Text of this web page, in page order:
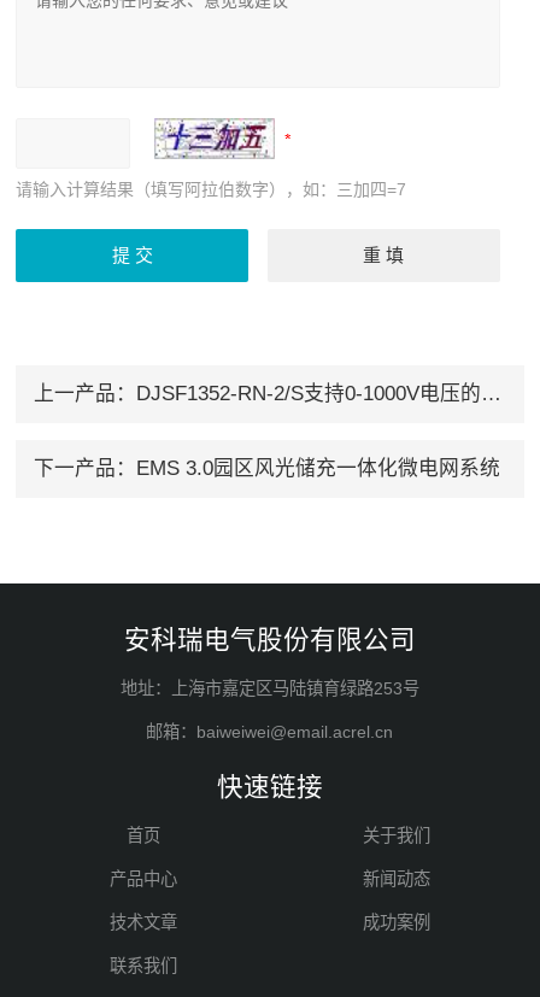
请输入计算结果（填写阿拉伯数字），如：三加四=7
上一产品： DJSF1352-RN-2/S支持0-1000V电压的导轨式直流电表
下一产品： EMS 3.0园区风光储充一体化微电网系统
安科瑞电气股份有限公司
地址：上海市嘉定区马陆镇育绿路253号
邮箱：baiweiwei@email.acrel.cn
快速链接
首页 关于我们
产品中心 新闻动态
技术文章 成功案例
联系我们